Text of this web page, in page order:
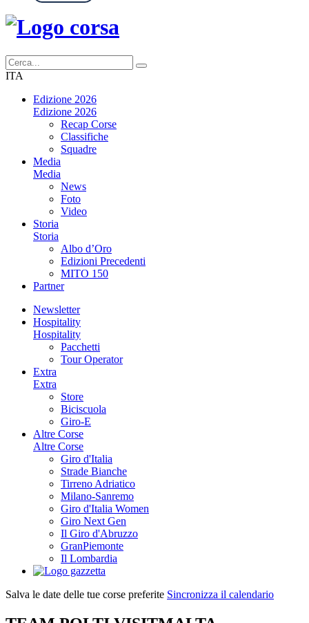
ITA
Edizione 2026
Edizione 2026
Recap Corse
Classifiche
Squadre
Media
Media
News
Foto
Video
Storia
Storia
Albo d’Oro
Edizioni Precedenti
MITO 150
Partner
Newsletter
Hospitality
Hospitality
Pacchetti
Tour Operator
Extra
Extra
Store
Biciscuola
Giro-E
Altre Corse
Altre Corse
Giro d'Italia
Strade Bianche
Tirreno Adriatico
Milano-Sanremo
Giro d'Italia Women
Giro Next Gen
Il Giro d'Abruzzo
GranPiemonte
Il Lombardia
Salva le date delle tue corse preferite Sincronizza il calendario